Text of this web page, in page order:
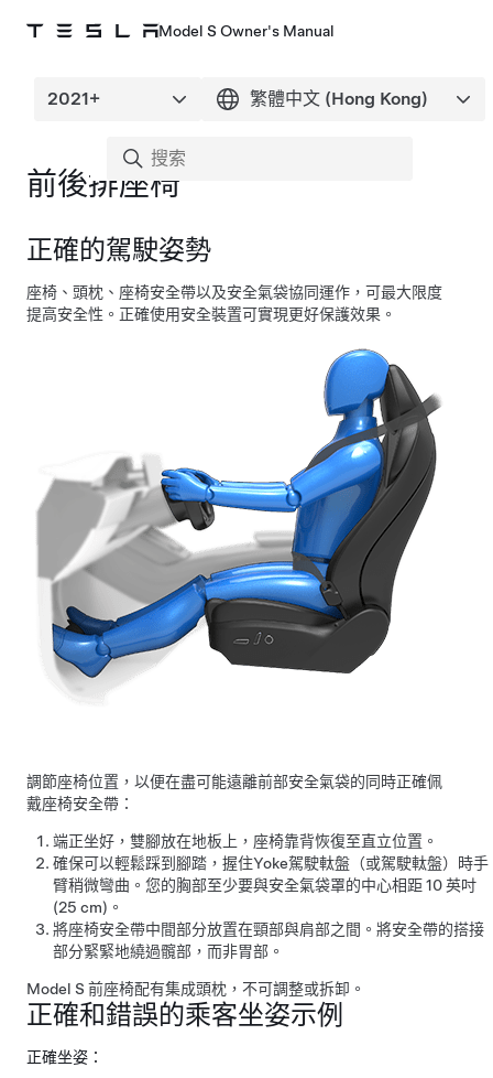
Model S Owner's Manual
前後排座椅
正確的駕駛姿勢
座椅、頭枕、座椅安全帶以及安全氣袋協同運作，可最大限度
提高安全性。正確使用安全裝置可實現更好保護效果。
調節座椅位置，以便在盡可能遠離前部安全氣袋的同時正確佩
戴座椅安全帶：
端正坐好，雙腳放在地板上，座椅靠背恢復至直立位置。
確保可以輕鬆踩到腳踏，握住Yoke駕駛軚盤（或駕駛軚盤）
時手
臂稍微彎曲。您的胸部至少要與安全氣袋罩的中心相距10 英吋
(25 cm) 。
將座椅安全帶中間部分放置在頸部與肩部之間。將安全帶的搭接
部分緊緊地繞過髖部，而非胃部。
Model S 前座椅配有集成頭枕，不可調整或拆卸。
正確和錯誤的乘客坐姿示例
正確坐姿：